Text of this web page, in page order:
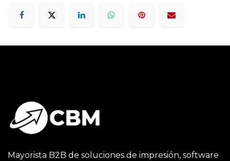
Mayorista B2B de soluciones de impresión, software